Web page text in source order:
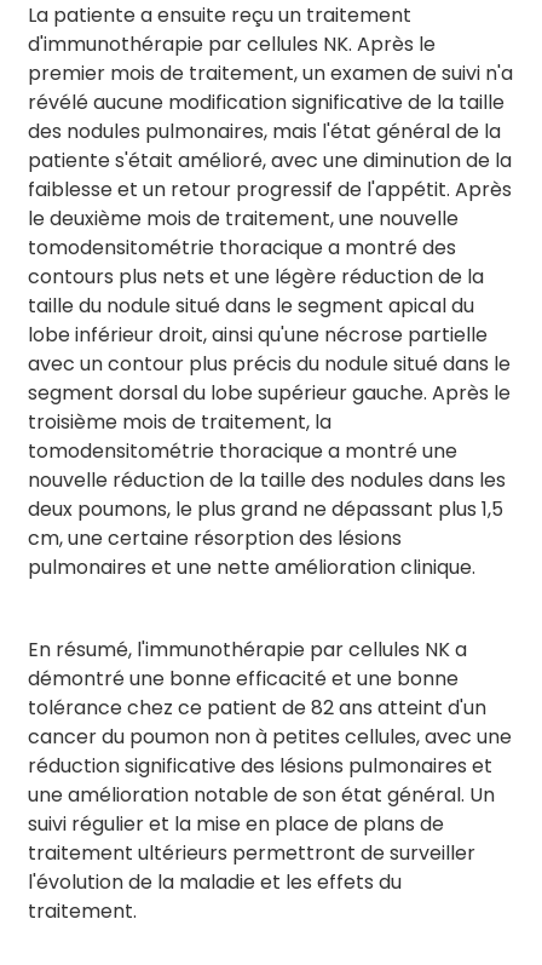
La patiente a ensuite reçu un traitement
d'immunothérapie par cellules NK. Après le
premier mois de traitement, un examen de suivi n'a
révélé aucune modification significative de la taille
des nodules pulmonaires, mais l'état général de la
patiente s'était amélioré, avec une diminution de la
faiblesse et un retour progressif de l'appétit. Après
le deuxième mois de traitement, une nouvelle
tomodensitométrie thoracique a montré des
contours plus nets et une légère réduction de la
taille du nodule situé dans le segment apical du
lobe inférieur droit, ainsi qu'une nécrose partielle
avec un contour plus précis du nodule situé dans le
segment dorsal du lobe supérieur gauche. Après le
troisième mois de traitement, la
tomodensitométrie thoracique a montré une
nouvelle réduction de la taille des nodules dans les
deux poumons, le plus grand ne dépassant plus 1,5
cm, une certaine résorption des lésions
pulmonaires et une nette amélioration clinique.
En résumé, l'immunothérapie par cellules NK a
démontré une bonne efficacité et une bonne
tolérance chez ce patient de 82 ans atteint d'un
cancer du poumon non à petites cellules, avec une
réduction significative des lésions pulmonaires et
une amélioration notable de son état général. Un
suivi régulier et la mise en place de plans de
traitement ultérieurs permettront de surveiller
l'évolution de la maladie et les effets du
traitement.